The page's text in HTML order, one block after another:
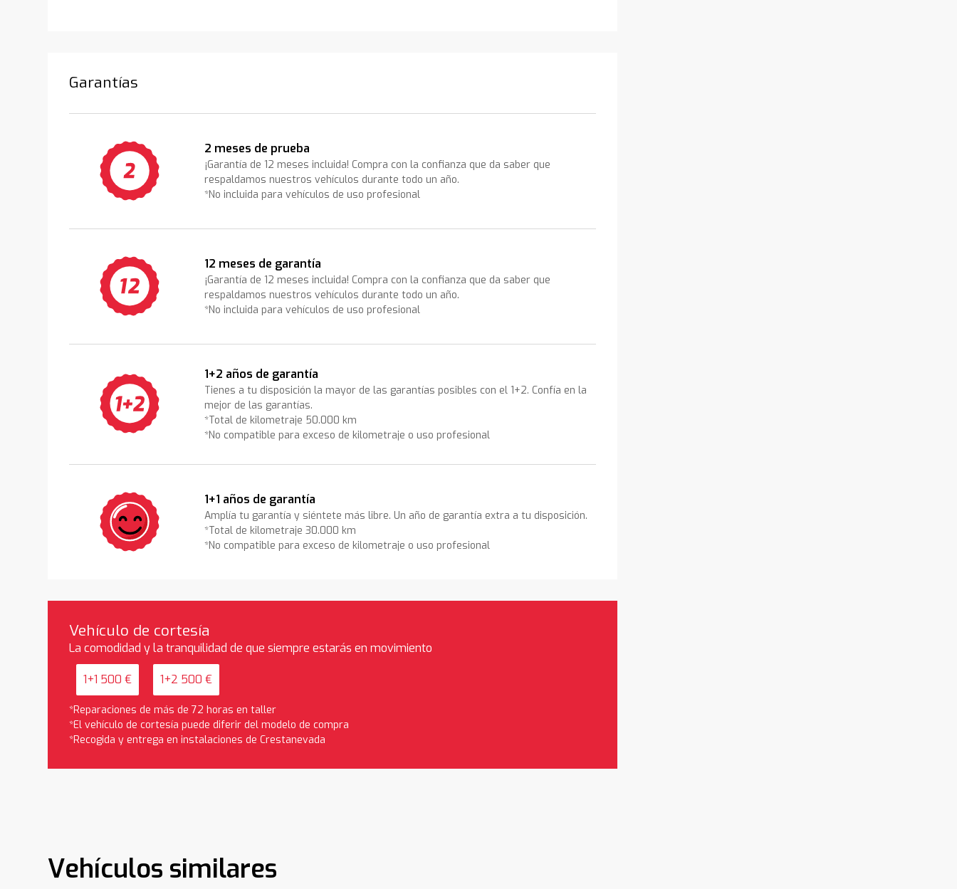
Garantías
2 meses de prueba
¡Garantía de 12 meses incluida! Compra con la confianza que da saber que
respaldamos nuestros vehículos durante todo un año.
*No incluida para vehículos de uso profesional
12 meses de garantía
¡Garantía de 12 meses incluida! Compra con la confianza que da saber que
respaldamos nuestros vehículos durante todo un año.
*No incluida para vehículos de uso profesional
1+2 años de garantía
Tienes a tu disposición la mayor de las garantías posibles con el 1+2. Confía en la
mejor de las garantías.
*Total de kilometraje 50.000 km
*No compatible para exceso de kilometraje o uso profesional
1+1 años de garantía
Amplía tu garantía y siéntete más libre. Un año de garantía extra a tu disposición.
*Total de kilometraje 30.000 km
*No compatible para exceso de kilometraje o uso profesional
Vehículo de cortesía
La comodidad y la tranquilidad de que siempre estarás en movimiento
1+1 500 € 1+2 500 €
*Reparaciones de más de 72 horas en taller
*El vehículo de cortesía puede diferir del modelo de compra
*Recogida y entrega en instalaciones de Crestanevada
Vehículos similares